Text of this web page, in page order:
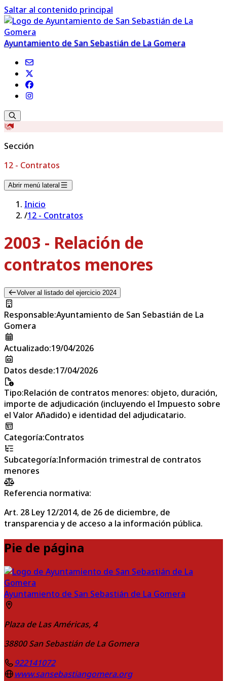
Saltar al contenido principal
Ayuntamiento de San Sebastián de La Gomera
Sección
12 - Contratos
Abrir menú lateral
Inicio
/12 - Contratos
2003 - Relación de
contratos menores
Volver al listado del ejercicio 2024
Responsable:Ayuntamiento de San Sebastián de La
Gomera
Actualizado:19/04/2026
Datos desde:17/04/2026
Tipo:Relación de contratos menores: objeto, duración,
importe de adjudicación (incluyendo el Impuesto sobre
el Valor Añadido) e identidad del adjudicatario.
Categoría:Contratos
Subcategoría:Información trimestral de contratos
menores
Referencia normativa:
Art. 28 Ley 12/2014, de 26 de diciembre, de
transparencia y de acceso a la información pública.
Pie de página
Ayuntamiento de San Sebastián de La Gomera
Plaza de Las Américas, 4
38800 San Sebastián de La Gomera
922141072
www.sansebastiangomera.org